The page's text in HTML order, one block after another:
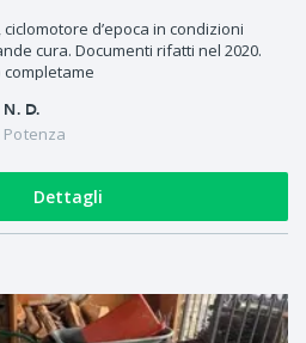
ciclomotore d’epoca in condizioni
cura. Documenti rifatti nel 2020.
completame
N. D.
Potenza
Dettagli